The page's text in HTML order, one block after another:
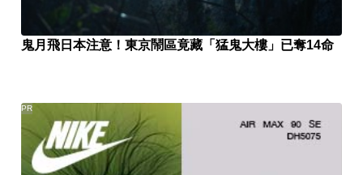
鬼月飛日本注意！東京鬧區竟藏「猛鬼大樓」已奪14命
PR